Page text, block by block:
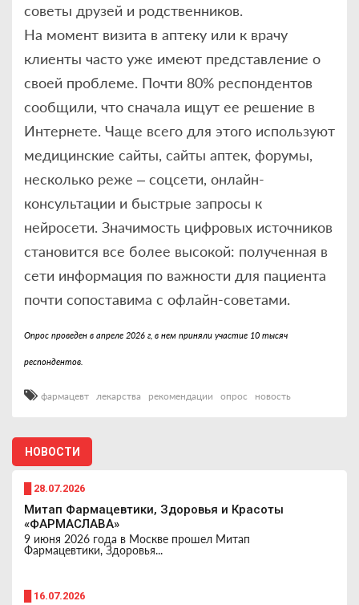
советы друзей и родственников.
На момент визита в аптеку или к врачу
клиенты часто уже имеют представление о
своей проблеме. Почти 80% респондентов
сообщили, что сначала ищут ее решение в
Интернете. Чаще всего для этого используют
медицинские сайты, сайты аптек, форумы,
несколько реже – соцсети, онлайн-
консультации и быстрые запросы к
нейросети. Значимость цифровых источников
становится все более высокой: полученная в
сети информация по важности для пациента
почти сопоставима с офлайн-советами.
Опрос проведен в апреле 2026 г, в нем приняли участие 10 тысяч
респондентов.
фармацевт лекарства рекомендации опрос новость
НОВОСТИ
█ 28.07.2026
Митап Фармацевтики, Здоровья и Красоты
«ФАРМАСЛАВА»
9 июня 2026 года в Москве прошел Митап
Фармацевтики, Здоровья...
█ 16.07.2026